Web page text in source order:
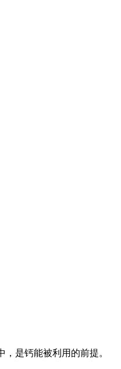
是钙能被利用的前提。